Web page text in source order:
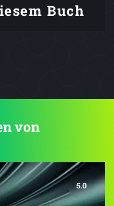
Buch
von
5.0